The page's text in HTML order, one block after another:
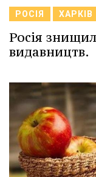
РОСІЯ ХАРКІВ
Росія
видавництв.